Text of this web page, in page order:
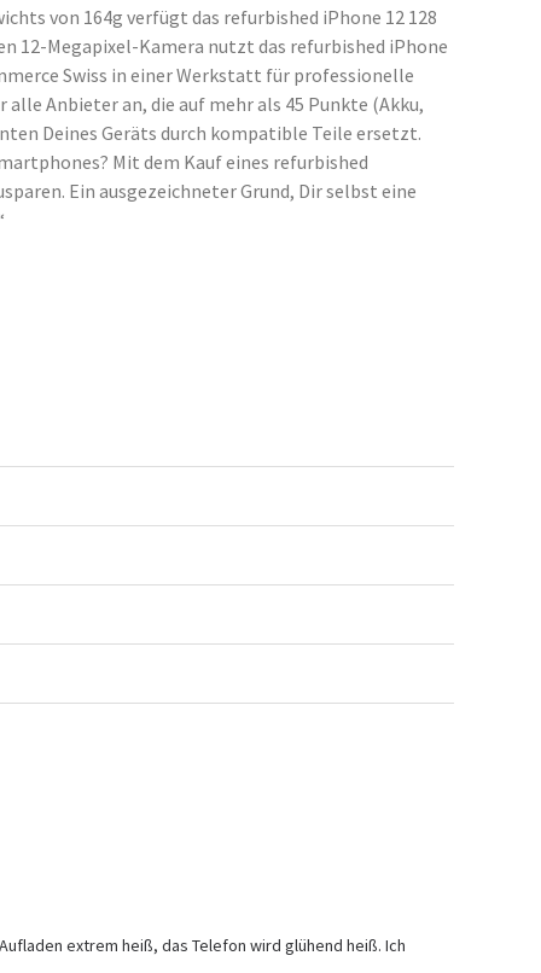
von 164g verfügt das refurbished iPhone 12 128
12-Megapixel-Kamera nutzt das refurbished iPhone
Swiss in einer Werkstatt für professionelle
Anbieter an, die auf mehr als 45 Punkte (Akku,
Deines Geräts durch kompatible Teile ersetzt.
Mit dem Kauf eines refurbished
Ein ausgezeichneter Grund, Dir selbst eine
extrem heiß, das Telefon wird glühend heiß. Ich